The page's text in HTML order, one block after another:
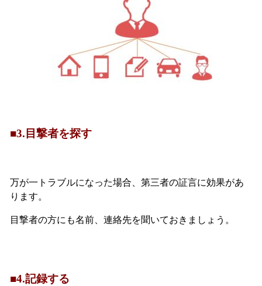
■3.目撃者を探す
万が一トラブルになった場合、第三者の証言に効果があ
ります。
目撃者の方にも名前、連絡先を聞いておきましょう。
■4.記録する